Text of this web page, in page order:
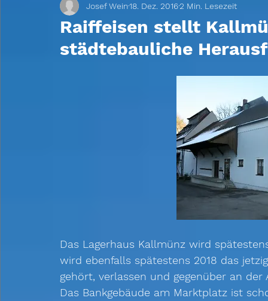
Raiffeisen stellt
städtebauliche
Josef Wein18. Dez. 20162 Min. Lesezeit
Das Lagerhaus Kallmünz wird
wird ebenfalls spätestens 2018 das
gehört, verlassen und gegenüber an
Das Bankgebäude am Marktplatz ist